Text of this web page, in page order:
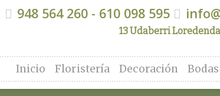
948 564 260 - 610 098 595
13 Udaberri
Inicio Floristería Decoración Bodas